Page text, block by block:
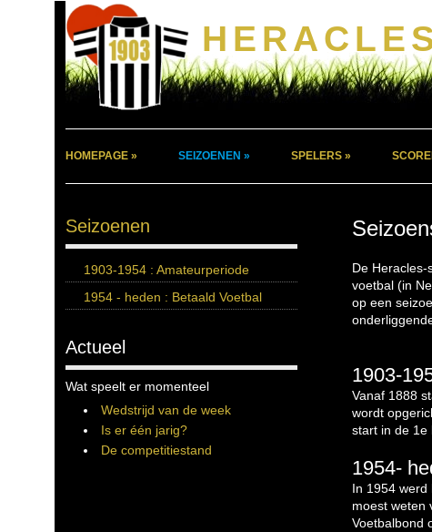
HOMEPAGE » SEIZOENEN » SPELERS »
Seizoenen
1903-1954 : Amateurperiode
1954 - heden : Betaald Voetbal
Actueel
Wat speelt er momenteel
Wedstrijd van de week
Is er één jarig?
De competitiestand
De
voetbal (in
op een
1903-
Vanaf 1888
wordt
start in de 1e
1954-
In 1954 werd
moest weten
Voetbalbond